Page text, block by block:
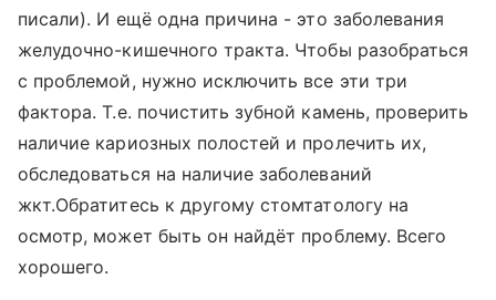
писали). И ещё одна причина - это заболевания
желудочно-кишечного тракта. Чтобы разобраться
с проблемой, нужно исключить все эти три
фактора. Т.е. почистить зубной камень, проверить
наличие кариозных полостей и пролечить их,
обследоваться на наличие заболеваний
жкт.Обратитесь к другому стомтатологу на
осмотр, может быть он найдёт проблему. Всего
хорошего.